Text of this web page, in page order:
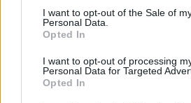
consent section.
I want to opt-out of the Sale of
Personal Data.
Opted In
I want to opt-out of processing
Personal Data for Targeted
Opted In
del piatto. Inoltre, lasciare
almeno una notte è cruciale:
marinatura permette agli
profondità negli alimenti,